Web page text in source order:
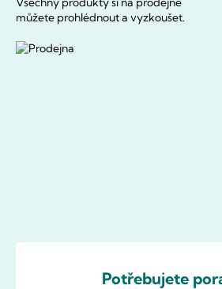
můžete prohlédnout a vyzkoušet.
Potřebujete